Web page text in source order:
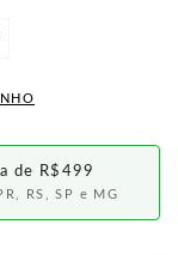
de R$499
RS, SP e MG